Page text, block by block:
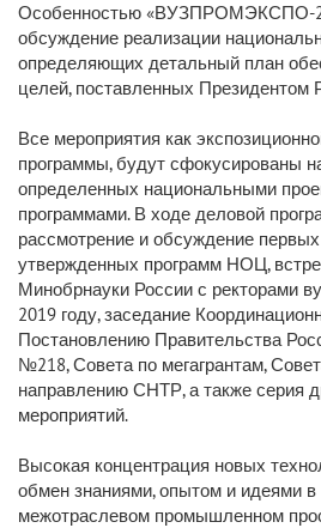
Особенностью «ВУЗПРОМЭКСПО-
обсуждение реализации
определяющих детальный план
целей, поставленных Президентом
Все мероприятия как
программы, будут сфокусированы
определенных национальными
программами. В ходе деловой
рассмотрение и обсуждение
утвержденных программ НОЦ,
Минобрнауки России с ректорами
2019 году, заседание
Постановлению Правительства
№218, Совета по мегагрантам,
направлению СНТР, а также серия
мероприятий.
Высокая концентрация новых
обмен знаниями, опытом и идеями
межотраслевом промышленном